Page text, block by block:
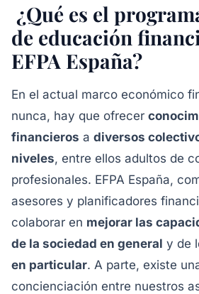
¿Qué es el
de educación
EFPA España?
En el actual marco económico
nunca, hay que ofrecer
financieros a diversos
niveles, entre ellos adultos de
profesionales. EFPA España,
asesores y planificadores
colaborar en mejorar las
de la sociedad en general y de
en particular. A parte, existe
concienciación entre nuestros